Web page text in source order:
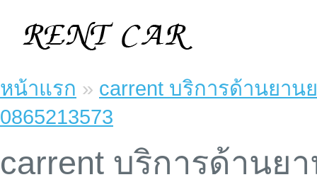
หน้าแรก » carrent บริการด้านยา
0865213573
carrent บริการด้านย